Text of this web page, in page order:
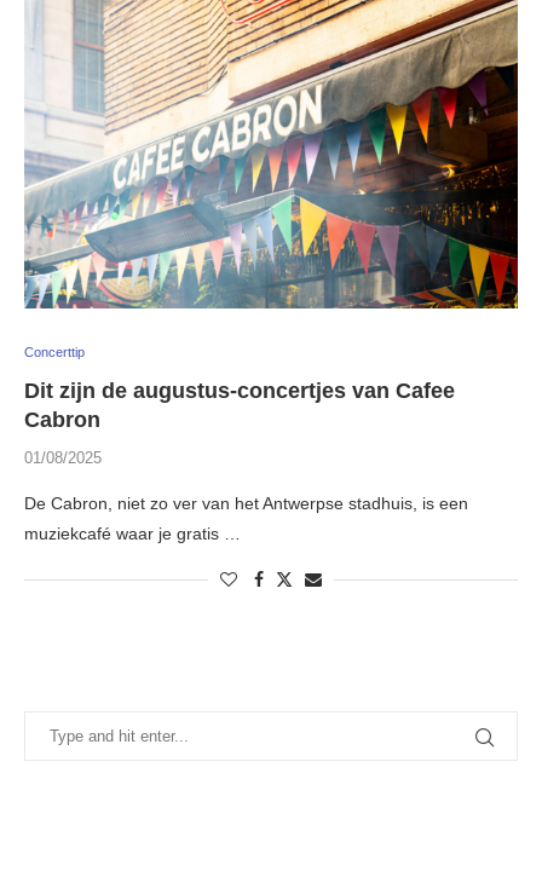
Concerttip
Dit zijn de augustus-concertjes van Cafee
Cabron
01/08/2025
De Cabron, niet zo ver van het Antwerpse stadhuis, is een
muziekcafé waar je gratis …